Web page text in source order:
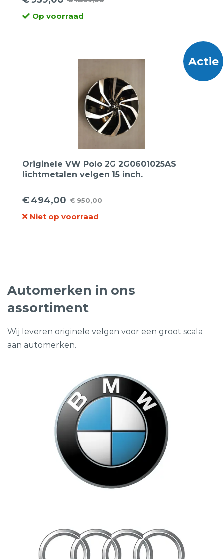
Oorspronkelijke
prijs
Huidige
prijsOp voorraad
Actie
Originele VW Polo 2G 2G0601025AS
lichtmetalen velgen 15 inch.
€950,00
Oorspronkelijke
prijs
€494,00
Huidige
prijs
Niet op voorraad
Automerken in ons
assortiment
Wij leveren originele velgen voor een groot scala
aan automerken.